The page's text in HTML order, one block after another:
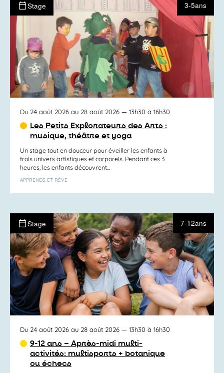
Stage 3-5ans
Du 24 août 2026 au 28 août 2026 — 13h30 à 16h30
Les Petits Explorateurs des Arts :
musique, théâtre et yoga
Un stage tout en douceur pour éveiller les enfants à
trois univers artistiques et corporels. Pendant ces 3
heures, les enfants découvrent...
APPRENDS ET RÊVE
Stage 7-12ans
Du 24 août 2026 au 28 août 2026 — 13h30 à 16h30
9-12 ans – Après-midi multi-
activités: multisports + botanique
ou échecs